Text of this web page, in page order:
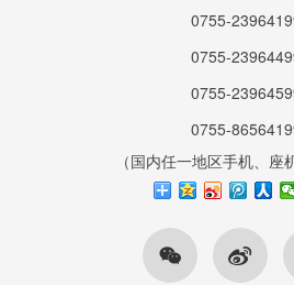
0755-
0755-
0755-
0755-
（国内任一地区手机、座